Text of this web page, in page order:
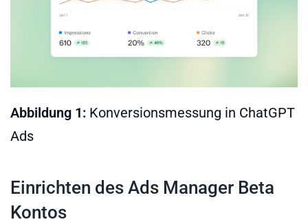
Abbildung 1: Konversionsmessung in ChatGPT
Ads
Einrichten des Ads Manager Beta
Kontos